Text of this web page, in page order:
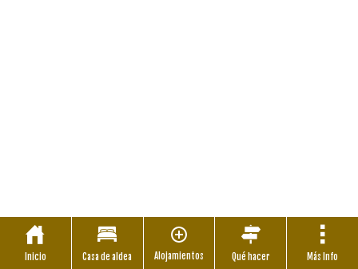
Inicio Casa de aldea Alojamientos Qué hacer Más Info